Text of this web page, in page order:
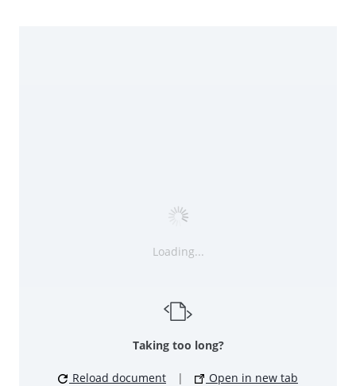
Loading...
Taking too long?
Reload document | Open in new tab